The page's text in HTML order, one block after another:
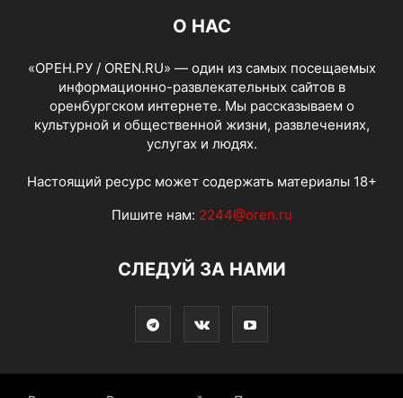
О НАС
«ОРЕН.РУ / OREN.RU» — один из самых посещаемых
информационно-развлекательных сайтов в
оренбургском интернете. Мы рассказываем о
культурной и общественной жизни, развлечениях,
услугах и людях.
Настоящий ресурс может содержать материалы 18+
Пишите нам: 2244@oren.ru
СЛЕДУЙ ЗА НАМИ